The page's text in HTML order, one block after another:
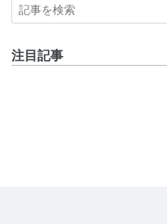
注目記事